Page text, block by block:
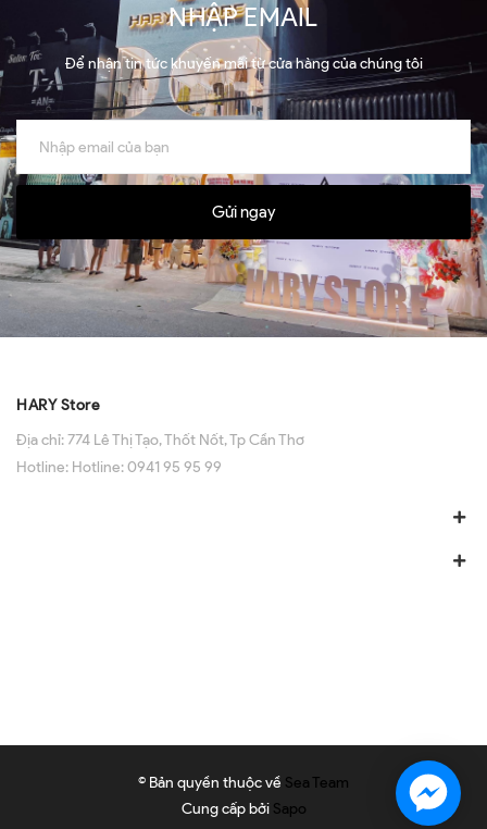
NHẬP EMAIL
Để nhận tin tức khuyến mãi từ cửa hàng của chúng tôi
Gửi ngay
HARY Store
Địa chỉ:774 Lê Thị Tạo, Thốt Nốt, Tp Cần Thơ
Hotline: Hotline: 0941 95 95 99
© Bản quyền thuộc về Sea Team
Cung cấp bởi Sapo